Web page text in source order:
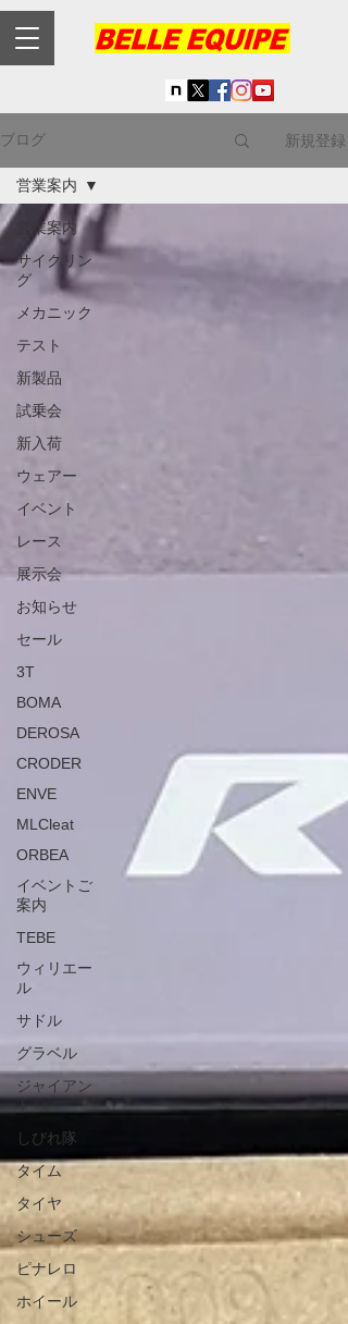
ブログ 新規登録
営業案内
サイクリン
グ
メカニック
テスト
新製品
試乗会
新入荷
ウェアー
イベント
レース
展示会
お知らせ
セール
3T
BOMA
DEROSA
CRODER
ENVE
MLCleat
ORBEA
イベントご
案内
TEBE
ウィリエー
ル
サドル
グラベル
ジャイアン
ト
しびれ隊
タイム
タイヤ
シューズ
ピナレロ
ホイール
営業案内